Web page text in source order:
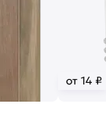
от 14 ₽